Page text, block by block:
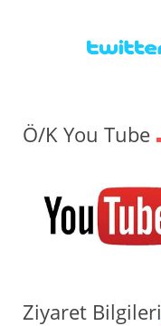
Ö/K You Tube
Ziyaret Bilgileri